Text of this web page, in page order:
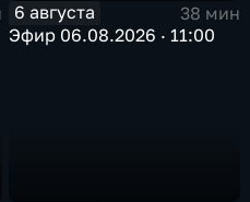
6 августа
38 мин
Эфир 06.08.2026 · 11:00